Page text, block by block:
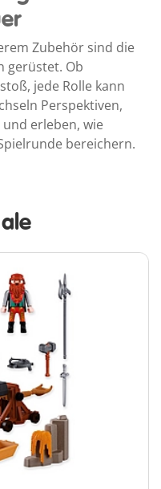
Zubehör sind die
gerüstet. Ob
jede Rolle kann
Perspektiven,
erleben, wie
bereichern.